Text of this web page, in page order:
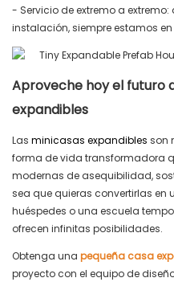
- Servicio de extremo a
instalación, siempre estamos
Aproveche hoy el futuro
expandibles
Las minicasas expandibles son
forma de vida transformadora
modernas de asequibilidad,
sea que quieras convertirlas en
huéspedes o una escuela
ofrecen infinitas posibilidades.
Obtenga una pequeña casa
proyecto con el equipo de